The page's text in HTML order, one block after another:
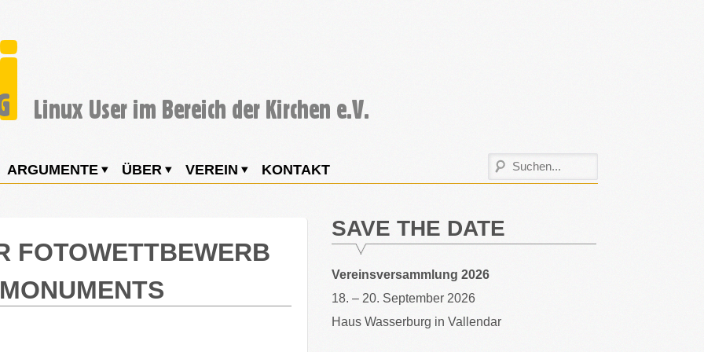
ARGUMENTE ÜBER VEREIN KONTAKT
FOTOWETTBEWERB
SAVE THE DATE
Vereinsversammlung 2026
18. – 20. September 2026
Haus Wasserburg in Vallendar